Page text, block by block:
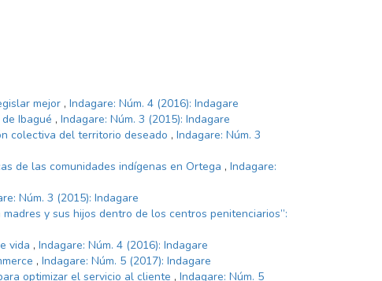
mejor , Indagare: Núm. 4 (2016): Indagare
Ibagué , Indagare: Núm. 3 (2015): Indagare
colectiva del territorio deseado , Indagare: Núm. 3
de las comunidades indígenas en Ortega , Indagare:
Núm. 3 (2015): Indagare
y sus hijos dentro de los centros penitenciarios”:
vida , Indagare: Núm. 4 (2016): Indagare
, Indagare: Núm. 5 (2017): Indagare
optimizar el servicio al cliente , Indagare: Núm. 5